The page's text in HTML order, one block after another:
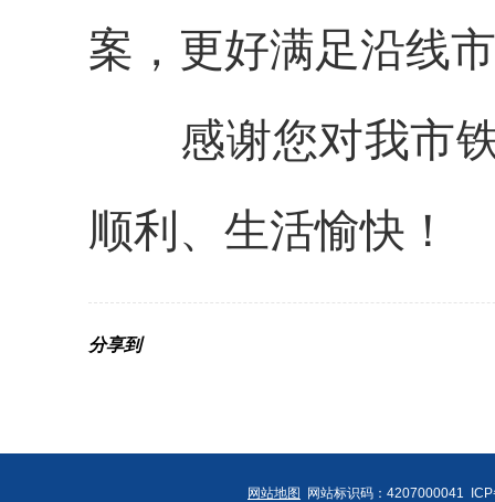
案，更好满足沿线
感谢您对我市
顺利、生活愉快！
分享到
网站地图
网站标识码：4207000041